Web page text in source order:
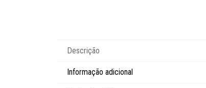
Descrição
Informação adicional